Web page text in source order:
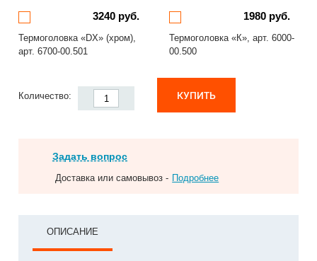
3240 руб.
Термоголовка «DX» (хром),
арт. 6700-00.501
1980 руб.
Термоголовка «К», арт. 6000-
00.500
Количество: КУПИТЬ
Задать вопрос
Доставка или самовывоз - Подробнее
ОПИСАНИЕ